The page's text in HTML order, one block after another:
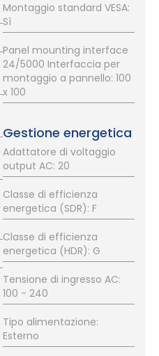
Montaggio standard VESA:
Sì
Panel mounting interface
24/5000 Interfaccia per
montaggio a pannello: 100
x 100
Gestione energetica
Adattatore di voltaggio
output AC: 20
Classe di efficienza
energetica (SDR): F
Classe di efficienza
energetica (HDR): G
Tensione di ingresso AC:
100 - 240
Tipo alimentazione:
Esterno